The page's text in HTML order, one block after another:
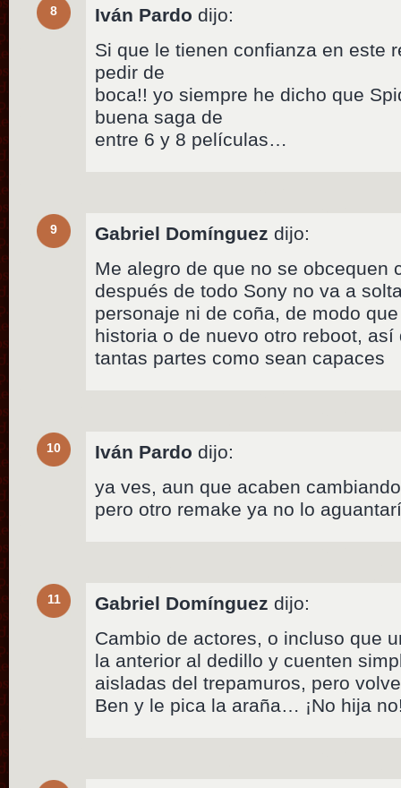
8 Iván Pardo dijo:
Si que le tienen confianza en este
pedir de
boca!! yo siempre he dicho que
buena saga de
entre 6 y 8 películas…
9 Gabriel Domínguez dijo:
Me alegro de que no se obcequen
después de todo Sony no va a
personaje ni de coña, de modo
historia o de nuevo otro reboot,
tantas partes como sean capaces
10 Iván Pardo dijo:
ya ves, aun que acaben
pero otro remake ya no lo
11 Gabriel Domínguez dijo:
Cambio de actores, o incluso que
la anterior al dedillo y cuenten
aisladas del trepamuros, pero
Ben y le pica la araña… ¡No hija